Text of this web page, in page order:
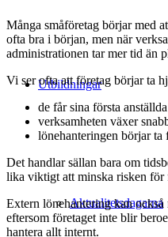
Utbildningar
Aktualitetsdagarna
Många småföretag börjar med
ofta bra i början, men när
administrationen tar mer tid än
Vi ser ofta att företag börjar ta
de får sina första anställda
verksamheten växer
lönehanteringen börjar ta
Det handlar sällan bara om
lika viktigt att minska risken för
Extern lönehantering kan
eftersom företaget inte blir
hantera allt internt.